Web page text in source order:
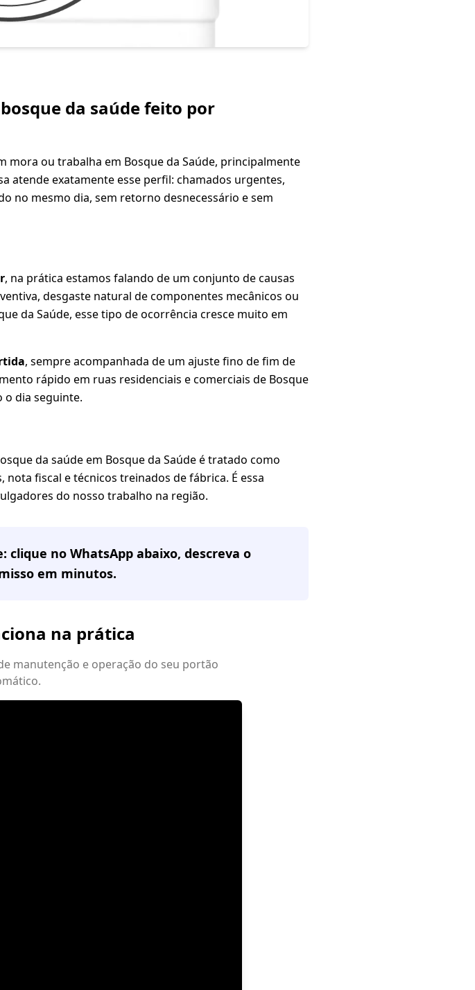
da saúde feito por
mora ou trabalha em Bosque da Saúde, principalmente
atende exatamente esse perfil: chamados urgentes,
no mesmo dia, sem retorno desnecessário e sem
, na prática estamos falando de um conjunto de causas
desgaste natural de componentes mecânicos ou
da Saúde, esse tipo de ocorrência cresce muito em
, sempre acompanhada de um ajuste fino de fim de
rápido em ruas residenciais e comerciais de Bosque
o dia seguinte.
da saúde em Bosque da Saúde é tratado como
fiscal e técnicos treinados de fábrica. É essa
do nosso trabalho na região.
: clique no WhatsApp abaixo, descreva o
em minutos.
na prática
manutenção e operação do seu portão